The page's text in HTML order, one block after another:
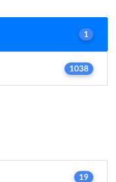
1
1038
19